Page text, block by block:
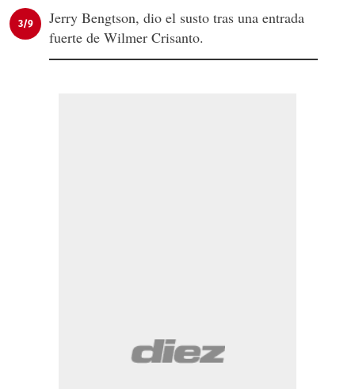
3/9
Jerry Bengtson, dio el susto tras una entrada
fuerte de Wilmer Crisanto.